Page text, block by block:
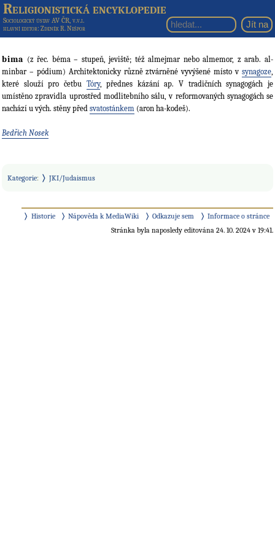
Religionistická encyklopedie
Sociologický ústav AV ČR, v.v.i.
hlavní editor: Zdeněk R. Nešpor
bima (z řec. béma – stupeň, jeviště; též almejmar nebo almemor, z arab. al-
minbar – pódium) Architektonicky různě ztvárněné vyvýšené místo v synagoze,
které slouží pro četbu Tóry, přednes kázání ap. V tradičních synagogách je
umístěno zpravidla uprostřed modlitebního sálu, v reformovaných synagogách se
nachází u vých. stěny před svatostánkem (aron ha-kodeš).
Bedřich Nosek
Kategorie: JKI/Judaismus
Historie Nápověda k MediaWiki Odkazuje sem
Informace o stránce
Stránka byla naposledy editována 24. 10. 2024 v 19:41.